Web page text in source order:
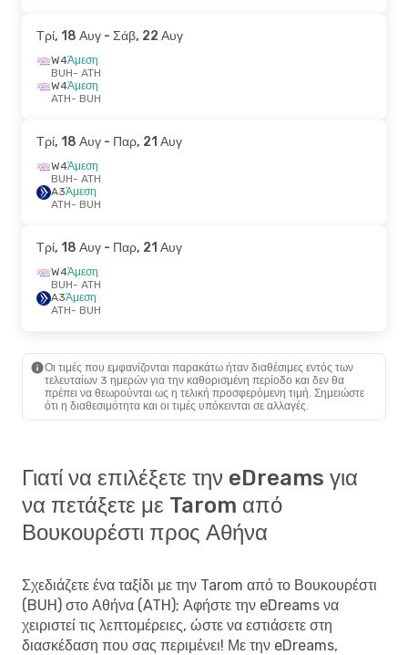
Τρί, 18 Αυγ - Σάβ, 22 Αυγ
W4Άμεση
BUH- ATH
W4Άμεση
ATH- BUH
Τρί, 18 Αυγ - Παρ, 21 Αυγ
W4Άμεση
BUH- ATH
A3Άμεση
ATH- BUH
Τρί, 18 Αυγ - Παρ, 21 Αυγ
W4Άμεση
BUH- ATH
A3Άμεση
ATH- BUH
Οι τιμές που εμφανίζονται παρακάτω ήταν διαθέσιμες εντός των
τελευταίων 3 ημερών για την καθορισμένη περίοδο και δεν θα
πρέπει να θεωρούνται ως η τελική προσφερόμενη τιμή. Σημειώστε
ότι η διαθεσιμότητα και οι τιμές υπόκεινται σε αλλαγές.
Γιατί να επιλέξετε την eDreams για
να πετάξετε με Tarom από
Βουκουρέστι προς Αθήνα
Σχεδιάζετε ένα ταξίδι με την Tarom από το Βουκουρέστι
(BUH) στο Αθήνα (ATH); Αφήστε την eDreams να
χειριστεί τις λεπτομέρειες, ώστε να εστιάσετε στη
διασκέδαση που σας περιμένει! Με την eDreams,